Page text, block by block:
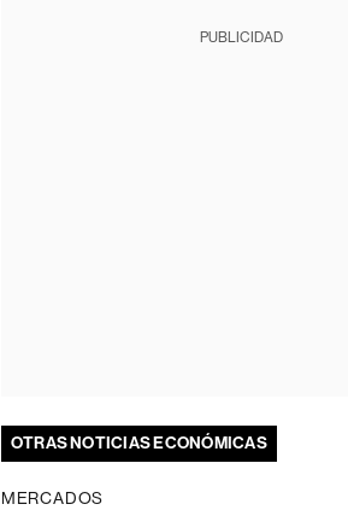
PUBLICIDAD
OTRAS NOTICIAS ECONÓMICAS
MERCADOS